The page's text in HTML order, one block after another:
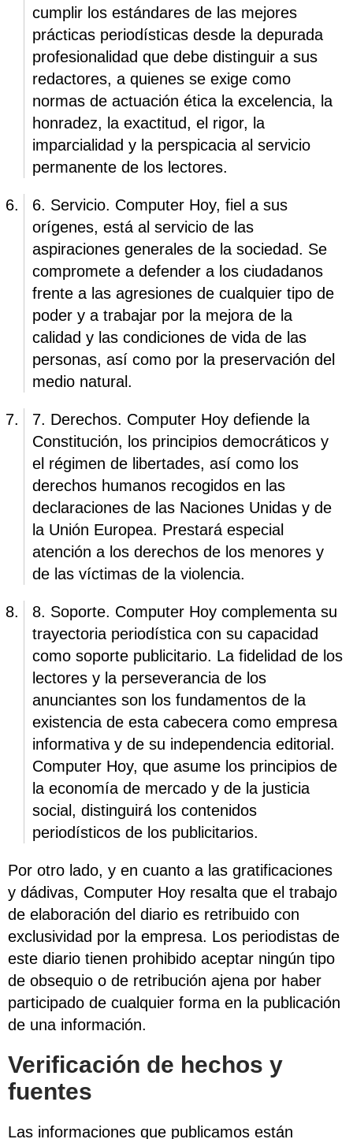
cumplir los estándares de las mejores
prácticas periodísticas desde la depurada
profesionalidad que debe distinguir a sus
redactores, a quienes se exige como
normas de actuación ética la excelencia, la
honradez, la exactitud, el rigor, la
imparcialidad y la perspicacia al servicio
permanente de los lectores.
6. Servicio. Computer Hoy, fiel a sus
orígenes, está al servicio de las
aspiraciones generales de la sociedad. Se
compromete a defender a los ciudadanos
frente a las agresiones de cualquier tipo de
poder y a trabajar por la mejora de la
calidad y las condiciones de vida de las
personas, así como por la preservación del
medio natural.
7. Derechos. Computer Hoy defiende la
Constitución, los principios democráticos y
el régimen de libertades, así como los
derechos humanos recogidos en las
declaraciones de las Naciones Unidas y de
la Unión Europea. Prestará especial
atención a los derechos de los menores y
de las víctimas de la violencia.
8. Soporte. Computer Hoy complementa su
trayectoria periodística con su capacidad
como soporte publicitario. La fidelidad de los
lectores y la perseverancia de los
anunciantes son los fundamentos de la
existencia de esta cabecera como empresa
informativa y de su independencia editorial.
Computer Hoy, que asume los principios de
la economía de mercado y de la justicia
social, distinguirá los contenidos
periodísticos de los publicitarios.
Por otro lado, y en cuanto a las gratificaciones
y dádivas, Computer Hoy resalta que el trabajo
de elaboración del diario es retribuido con
exclusividad por la empresa. Los periodistas de
este diario tienen prohibido aceptar ningún tipo
de obsequio o de retribución ajena por haber
participado de cualquier forma en la publicación
de una información.
Verificación de hechos y
fuentes
Las informaciones que publicamos están